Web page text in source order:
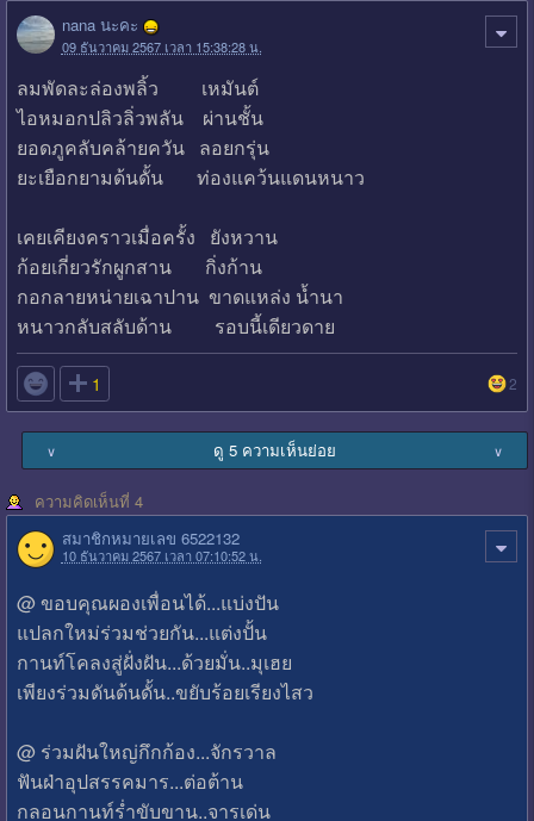
nana นะคะ
09 ธันวาคม 2567 เวลา 15:38:28 น.
ลมพัดละล่องพลิ้ว เหมันต์
ไอหมอกปลิวลิ่วพลัน ผ่านชั้น
ยอดภูคลับคล้ายควัน ลอยกรุ่น
ยะเยือกยามด้นดั้น ท่องแคว้นแดนหนาว
เคยเคียงคราวเมื่อครั้ง ยังหวาน
ก้อยเกี่ยวรักผูกสาน กิ่งก้าน
กอกลายหน่ายเฉาปาน ขาดแหล่ง น้ำนา
หนาวกลับสลับด้าน รอบนี้เดียวดาย
 1 2
∨ ดู 5 ความเห็นย่อย ∨
ความคิดเห็นที่ 4
สมาชิกหมายเลข 6522132
10 ธันวาคม 2567 เวลา 07:10:52 น.
@ ขอบคุณผองเพื่อนได้...แบ่งปัน
แปลกใหม่ร่วมช่วยกัน...แต่งปั้น
กานท์โคลงสู่ฝั่งฝัน...ด้วยมั่น..มุเฮย
เพียงร่วมดันด้นดั้น..ขยับร้อยเรียงไสว
@ ร่วมฝันใหญ่กึกก้อง...จักรวาล
ฟันฝ่าอุปสรรคมาร...ต่อต้าน
กลอนกานท์ร่ำขับขาน..จารเด่น